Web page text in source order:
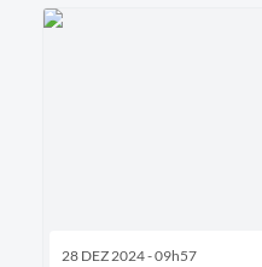
28 DEZ 2024 - 09h57